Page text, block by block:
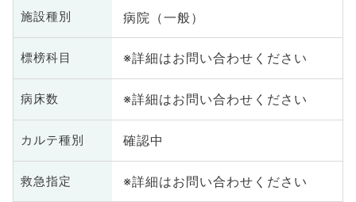
施設種別 病院（一般）
標榜科目 ※詳細はお問い合わせください
病床数 ※詳細はお問い合わせください
カルテ種別 確認中
救急指定 ※詳細はお問い合わせください